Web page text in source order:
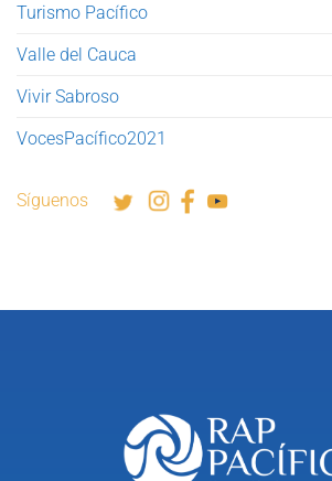
Turismo Pacífico
Valle del Cauca
Vivir Sabroso
VocesPacífico2021
Síguenos